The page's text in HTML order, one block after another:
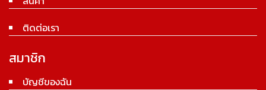
ติดต่อเรา
สมาชิก
บัญชีของฉัน